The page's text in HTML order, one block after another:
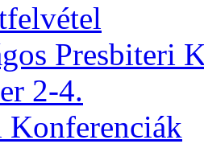
Presbiteri
2-4.
Konferenciák